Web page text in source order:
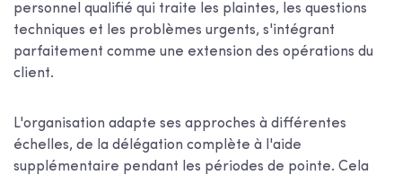
personnel qualifié qui traite les plaintes, les questions
techniques et les problèmes urgents, s'intégrant
parfaitement comme une extension des opérations du
client.
L'organisation adapte ses approches à différentes
échelles, de la délégation complète à l'aide
supplémentaire pendant les périodes de pointe. Cela